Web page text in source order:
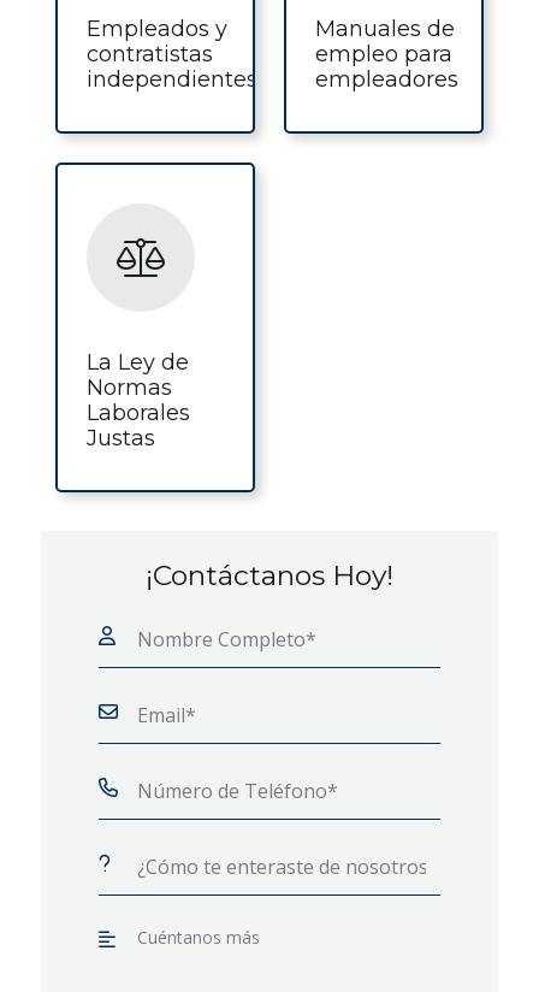
Empleados y
contratistas
independientes
Manuales de
empleo para
empleadores
La Ley de
Normas
Laborales
Justas
¡Contáctanos Hoy!